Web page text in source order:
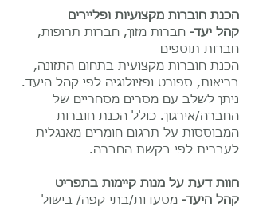
הכנת חוברות מקצועיות ופליירים
קהל יעד- חברות מזון, חברות תרופות,
חברות תוספים
הכנת חוברות מקצועית בתחום התזונה,
בריאות, ספורט ופזיולוגיה לפי קהל היעד.
ניתן לשלב עם מסרים מסחריים של
החברה/אירגון. כולל הכנת חוברות
המבוססות על תרגום חומרים מאנגלית
לעברית לפי בקשת החברה.
חוות דעת על מנות קיימות בתפריט
קהל היעד- מסעדות/בתי קפה/ בישול